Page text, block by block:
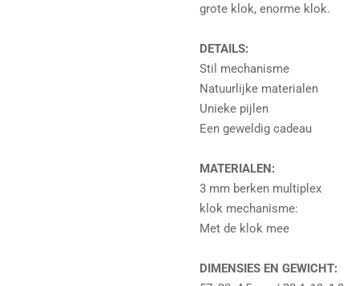
grote klok, enorme klok.
DETAILS:
Stil mechanisme
Natuurlijke materialen
Unieke pijlen
Een geweldig cadeau
MATERIALEN:
3 mm berken multiplex
klok mechanisme:
Met de klok mee
DIMENSIES EN GEWICHT: